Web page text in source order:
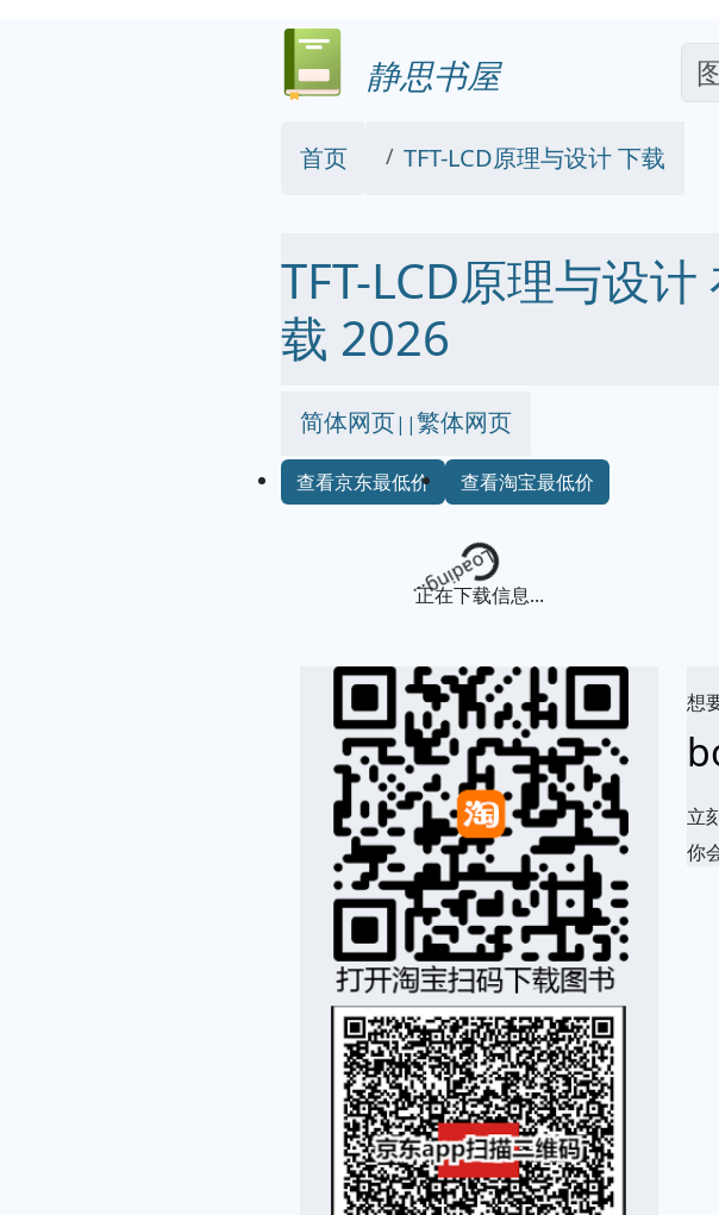
静思书屋
首页 TFT-LCD原理与设计 下载
TFT-LCD原理与设
载 2026
简体网页||繁体网页
查看京东最低价 查看淘宝最低价
Loading...
正在下载信息...
想
立
你